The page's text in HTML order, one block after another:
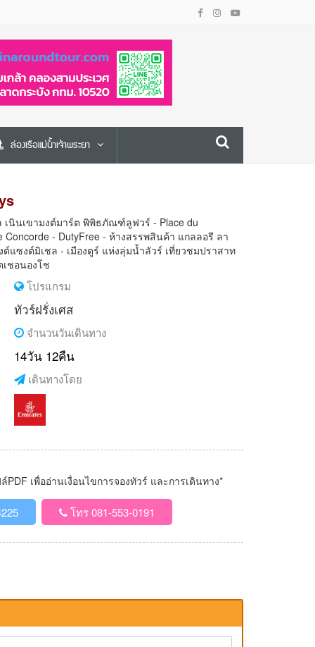
ล่องเรือแม่น้ำเจ้าพระยา
เนินเขามงต์มาร์ต พิพิธภัณฑ์ลูฟวร์ - Place du
Concorde - DutyFree - ห้างสรรพสินค้า แกลลอรี ลา
แซงต์มิเชล - เมืองตูร์ แห่งลุ่มน้ำลัวร์ เที่ยวชมปราสาท
ชอนองโช
โปรแกรม
ทัวร์ฝรั่งเศส
จำนวนวันเดินทาง
14วัน 12คืน
เดินทางโดย
เพื่ออ่านเงื่อนไขการจองทัวร์ และการเดินทาง*
โทร 081-553-0191